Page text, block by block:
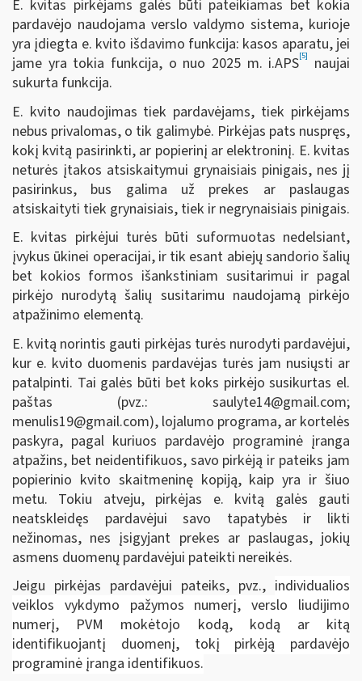
E. kvitas pirkėjams galės būti pateikiamas bet kokia
pardavėjo naudojama verslo valdymo sistema, kurioje
yra įdiegta e. kvito išdavimo funkcija: kasos aparatu, jei
jame yra tokia funkcija, o nuo 2025 m. i.APS[5]
naujai
sukurta funkcija.
E. kvito naudojimas tiek pardavėjams, tiek pirkėjams
nebus privalomas, o tik galimybė. Pirkėjas pats nuspręs,
kokį kvitą pasirinkti, ar popierinį ar elektroninį. E. kvitas
neturės įtakos atsiskaitymui grynaisiais pinigais, nes jį
pasirinkus, bus galima už prekes ar paslaugas
atsiskaityti tiek grynaisiais, tiek ir negrynaisiais pinigais.
E. kvitas pirkėjui turės būti suformuotas nedelsiant,
įvykus ūkinei operacijai, ir tik esant abiejų sandorio šalių
bet kokios formos išankstiniam susitarimui ir pagal
pirkėjo nurodytą šalių susitarimu naudojamą pirkėjo
atpažinimo elementą.
E. kvitą norintis gauti pirkėjas turės nurodyti pardavėjui,
kur e. kvito duomenis pardavėjas turės jam nusiųsti ar
patalpinti. Tai galės būti bet koks pirkėjo susikurtas el.
paštas (pvz.: saulyte14@gmail.com;
menulis19@gmail.com), lojalumo programa, ar kortelės
paskyra, pagal kuriuos pardavėjo programinė įranga
atpažins, bet neidentifikuos, savo pirkėją ir pateiks jam
popierinio kvito skaitmeninę kopiją, kaip yra ir šiuo
metu. Tokiu atveju, pirkėjas e. kvitą galės gauti
neatskleidęs pardavėjui savo tapatybės ir likti
nežinomas, nes įsigyjant prekes ar paslaugas, jokių
asmens duomenų pardavėjui pateikti nereikės.
Jeigu pirkėjas pardavėjui pateiks, pvz., individualios
veiklos vykdymo pažymos numerį, verslo liudijimo
numerį, PVM mokėtojo kodą, kodą ar kitą
identifikuojantį duomenį, tokį pirkėją pardavėjo
programinė įranga identifikuos.